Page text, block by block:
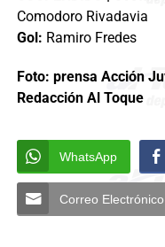
Comodoro Rivadavia
Gol: Ramiro Fredes
Foto: prensa Acción
Redacción Al Toque
WhatsApp
Correo Electrónico